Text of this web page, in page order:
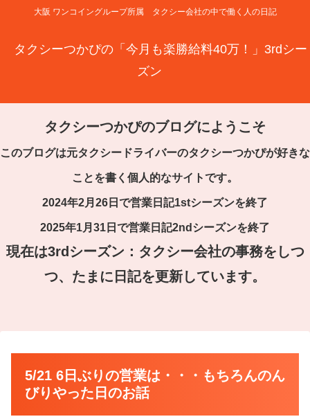
大阪 ワンコイングループ所属 タクシー会社の中で働く人の日記
タクシーつかぴの「今月も楽勝給料40万！」3rdシー
ズン
タクシーつかぴのブログにようこそ
このブログは元タクシードライバーのタクシーつかぴが好きな
ことを書く個人的なサイトです。
2024年2月26日で営業日記1stシーズンを終了
2025年1月31日で営業日記2ndシーズンを終了
現在は3rdシーズン：タクシー会社の事務をしつ
つ、たまに日記を更新しています。
5/21 6日ぶりの営業は・・・もちろんのん
びりやった日のお話